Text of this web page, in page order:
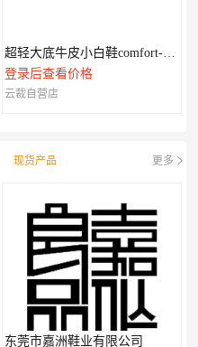
超轻大底牛皮小白鞋comfort-XL系列
登录后查看价格
云裁自营店
现货产品 更多
东莞市嘉洲鞋业有限公司